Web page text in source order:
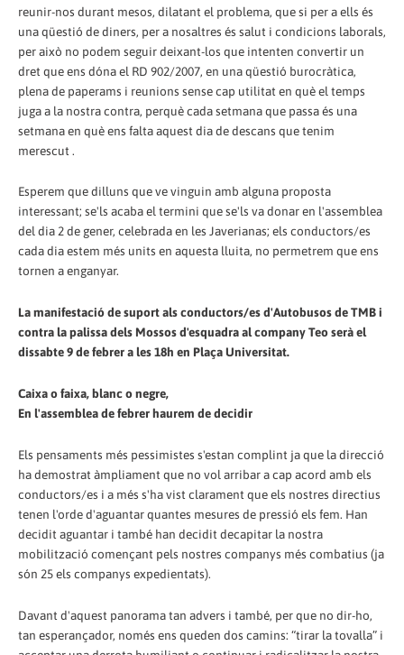
reunir-nos durant mesos, dilatant el problema, que si per a ells és
una qüestió de diners, per a nosaltres és salut i condicions laborals,
per això no podem seguir deixant-los que intenten convertir un
dret que ens dóna el RD 902/2007, en una qüestió burocràtica,
plena de paperams i reunions sense cap utilitat en què el temps
juga a la nostra contra, perquè cada setmana que passa és una
setmana en què ens falta aquest dia de descans que tenim
merescut .
Esperem que dilluns que ve vinguin amb alguna proposta
interessant; se'ls acaba el termini que se'ls va donar en l'assemblea
del dia 2 de gener, celebrada en les Javerianas; els conductors/es
cada dia estem més units en aquesta lluita, no permetrem que ens
tornen a enganyar.
La manifestació de suport als conductors/es d'Autobusos de TMB i
contra la palissa dels Mossos d'esquadra al company Teo serà el
dissabte 9 de febrer a les 18h en Plaça Universitat.
Caixa o faixa, blanc o negre,
En l'assemblea de febrer haurem de decidir
Els pensaments més pessimistes s'estan complint ja que la direcció
ha demostrat àmpliament que no vol arribar a cap acord amb els
conductors/es i a més s'ha vist clarament que els nostres directius
tenen l'orde d'aguantar quantes mesures de pressió els fem. Han
decidit aguantar i també han decidit decapitar la nostra
mobilització començant pels nostres companys més combatius (ja
són 25 els companys expedientats).
Davant d'aquest panorama tan advers i també, per que no dir-ho,
tan esperançador, només ens queden dos camins: “tirar la tovalla” i